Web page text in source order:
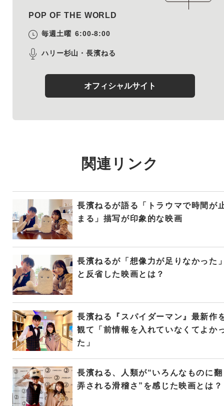
POP OF THE WORLD
毎週土曜 6:00-8:00
ハリー杉山・長濱ねる
オフィシャルサイト
関連リンク
長濱ねるが語る「トラウマで時間が
まる」描写が印象的な映画
長濱ねるが「想像力が足りなかった
と反省した映画とは？
長濱ねる『スパイダーマン』最新作
観て「前情報を入れていなくてよか
た」
長濱ねる、人類が“いろんなものに翻
弄される滑稽さ”を感じた映画とは？